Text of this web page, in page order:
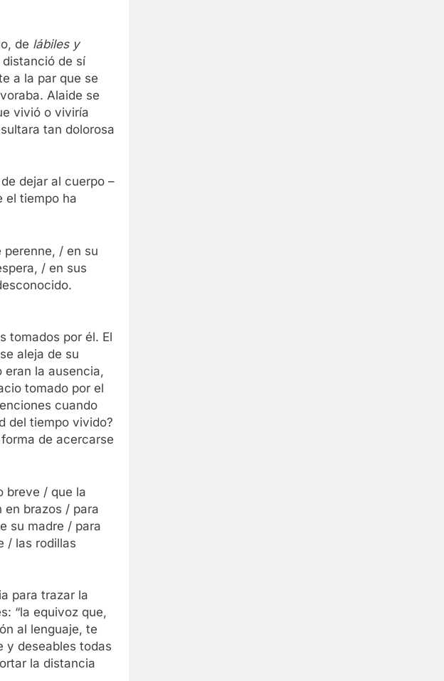
de lábiles y
de sí
a la par que se
Alaide se
vivió o viviría
tan dolorosa
dejar al cuerpo –
el tiempo ha
/ en su
/ en sus
tomados por él. El
aleja de su
eran la ausencia,
tomado por el
cuando
del tiempo vivido?
de acercarse
breve / que la
en brazos / para
su madre / para
/ las rodillas
para trazar la
“la equivoz que,
al lenguaje, te
y deseables todas
la distancia